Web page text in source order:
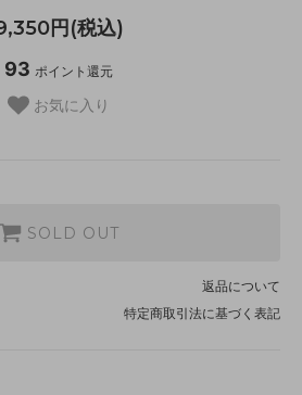
円(税込)
93 ポイント還元
お気に入り
SOLD OUT
返品について
特定商取引法に基づく表記